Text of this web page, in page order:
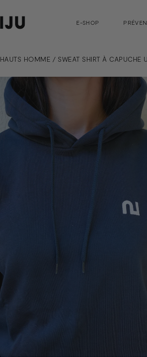
E-SHOP
HAUTS HOMME / SWEAT SHIRT À CAPUCHE